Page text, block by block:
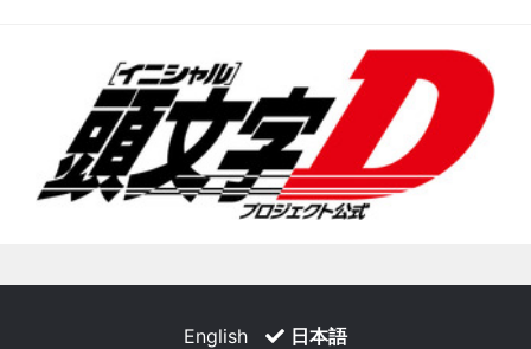
English 日本語